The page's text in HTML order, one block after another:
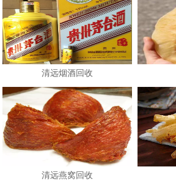
清远烟酒回收
清远燕窝回收